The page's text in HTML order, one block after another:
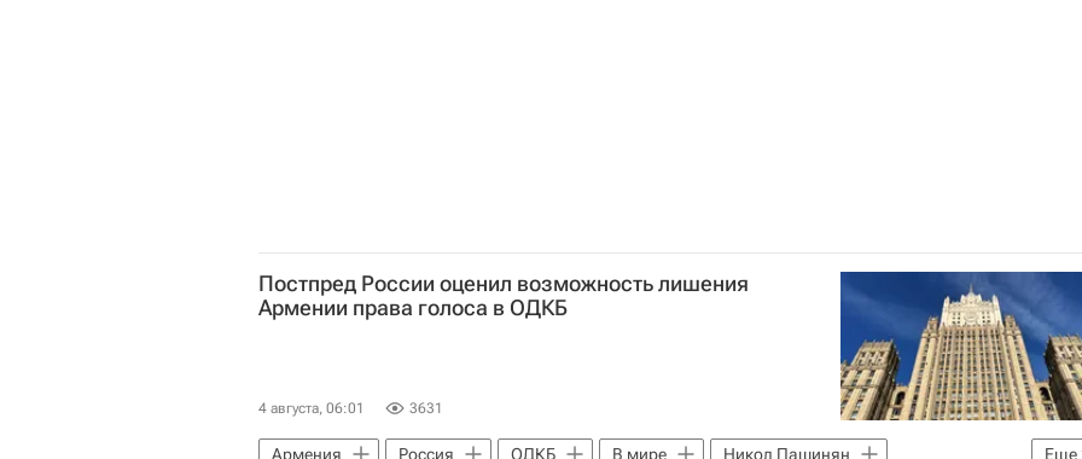
Постпред России оценил возможность лишения
Армении права голоса в ОДКБ
4 августа, 06:01 3631
Еще
Армения Россия ОДКБ В мире
Никол Пашинян